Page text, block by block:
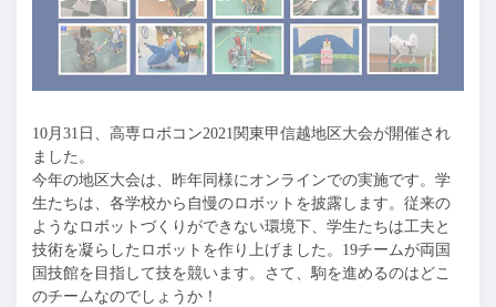
10月31日、高専ロボコン2021関東甲信越地区大会が開催され
ました。
今年の地区大会は、昨年同様にオンラインでの実施です。学
生たちは、各学校から自慢のロボットを披露します。従来の
ようなロボットづくりができない環境下、学生たちは工夫と
技術を凝らしたロボットを作り上げました。19チームが両国
国技館を目指して技を競います。さて、駒を進めるのはどこ
のチームなのでしょうか！